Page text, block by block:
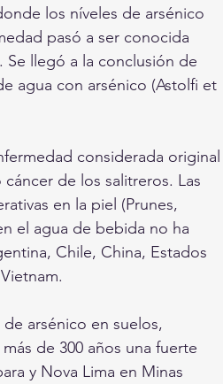
los níveles de arsénico
pasó a ser conocida
llegó a la conclusión de
agua con arsénico (Astolfi et
considerada original
de los salitreros. Las
en la piel (Prunes,
el agua de bebida no ha
Chile, China, Estados
arsénico en suelos,
de 300 años una fuerte
y Nova Lima en Minas